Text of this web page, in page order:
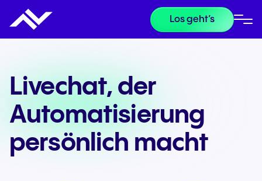
Los geht’s
Livechat, der
Automatisierung
persönlich macht